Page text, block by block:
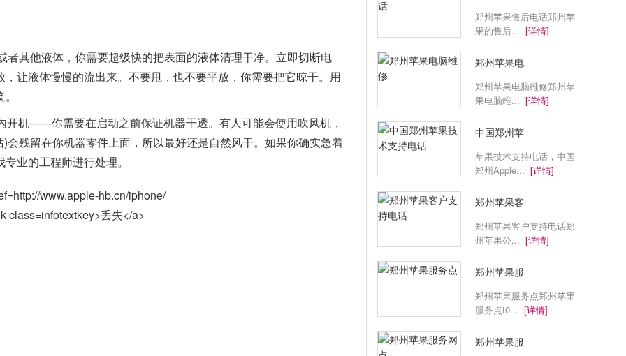
他液体，你需要超级快的把表面的液体清理干净。立即切断电
让液体慢慢的流出来。不要甩，也不要平放，你需要把它晾干。用
——你需要在启动之前保证机器干透。有人可能会使用吹风机，
残留在你机器零件上面，所以最好还是自然风干。如果你确实急着
业的工程师进行处理。
郑州苹果售后电话郑州苹
果的售后... [详情]
郑州苹果电
郑州苹果电脑维修郑州苹
果电脑维... [详情]
中国郑州苹
苹果技术支持电话，中国
郑州Apple... [详情]
郑州苹果客
郑州苹果客户支持电话郑
州苹果公... [详情]
郑州苹果服
郑州苹果服务点郑州苹果
服务点t0... [详情]
郑州苹果服